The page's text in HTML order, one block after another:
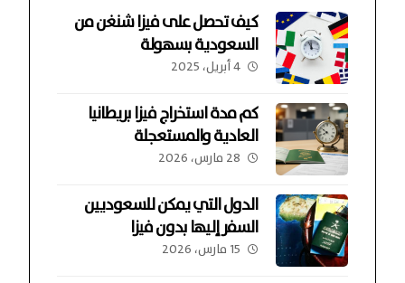
كيف تحصل على فيزا شنغن من
السعودية بسهولة
4 أبريل، 2025
كم مدة استخراج فيزا بريطانيا
العادية والمستعجلة
28 مارس، 2026
الدول التي يمكن للسعوديين
السفر إليها بدون فيزا
15 مارس، 2026